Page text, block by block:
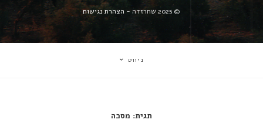
© 2025 שחרזדה - הצהרת נגישות
ניווט
תגית: מסכה